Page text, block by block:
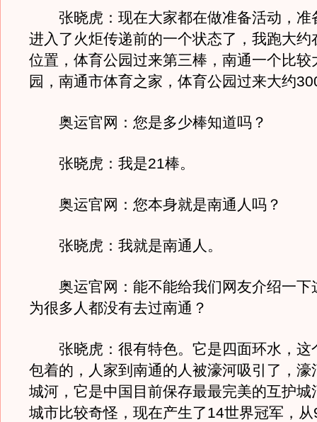
张晓虎：现在大家都在做准备活动，准
进入了火炬传递前的一个状态了，我跑大约
位置，体育公园过来第三棒，南通一个比较
园，南通市体育之家，体育公园过来大约
奥运官网：您是多少棒知道吗？
张晓虎：我是21棒。
奥运官网：您本身就是南通人吗？
张晓虎：我就是南通人。
奥运官网：能不能给我们网友介绍一下
为很多人都没有去过南通？
张晓虎：很有特色。它是四面环水，这
包着的，人家到南通的人被濠河吸引了，濠
城河，它是中国目前保存最最完美的互护城
城市比较奇怪，现在产生了14世界冠军，